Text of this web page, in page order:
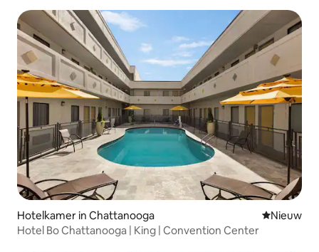
Hotelkamer in Chattanooga Nieuwe
Nieuw
Hotel Bo Chattanooga | King | Convention Center